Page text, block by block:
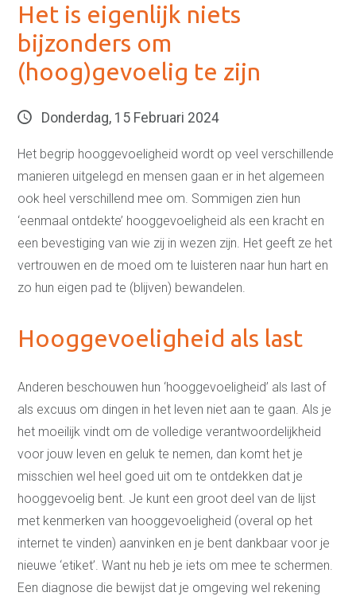
Het is eigenlijk niets
bijzonders om
(hoog)gevoelig te zijn
Donderdag, 15 Februari 2024
Het begrip hooggevoeligheid wordt op veel verschillende
manieren uitgelegd en mensen gaan er in het algemeen
ook heel verschillend mee om. Sommigen zien hun
‘eenmaal ontdekte’ hooggevoeligheid als een kracht en
een bevestiging van wie zij in wezen zijn. Het geeft ze het
vertrouwen en de moed om te luisteren naar hun hart en
zo hun eigen pad te (blijven) bewandelen.
Hooggevoeligheid als last
Anderen beschouwen hun ‘hooggevoeligheid’ als last of
als excuus om dingen in het leven niet aan te gaan. Als je
het moeilijk vindt om de volledige verantwoordelijkheid
voor jouw leven en geluk te nemen, dan komt het je
misschien wel heel goed uit om te ontdekken dat je
hooggevoelig bent. Je kunt een groot deel van de lijst
met kenmerken van hooggevoeligheid (overal op het
internet te vinden) aanvinken en je bent dankbaar voor je
nieuwe ‘etiket’. Want nu heb je iets om mee te schermen.
Een diagnose die bewijst dat je omgeving wel rekening